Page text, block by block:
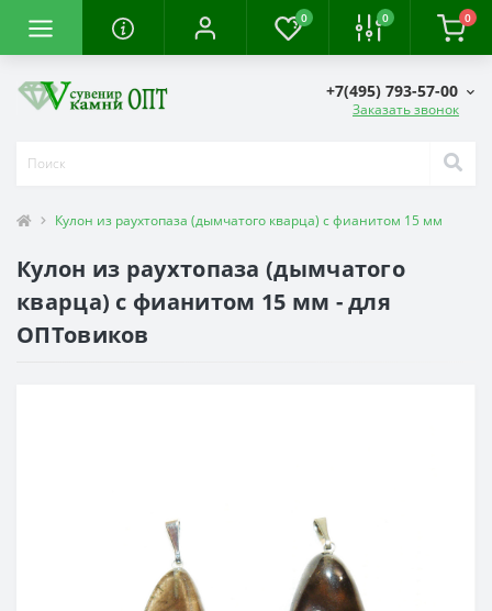
0 0 0
+7(495) 793-57-00
Заказать звонок
Кулон из раухтопаза (дымчатого кварца) с фианитом 15 мм
Кулон из раухтопаза (дымчатого
кварца) с фианитом 15 мм - для
ОПТовиков